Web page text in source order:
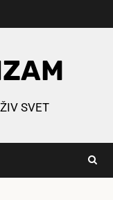
SVET